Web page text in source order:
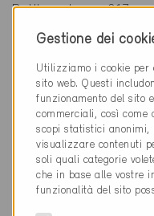
Bottigenstrasse 217
031 926 20 16
INFO@GERBER-
www.gerber-holzbau.ch
Gestione dei
Utilizziamo i cookie
sito web. Questi
funzionamento del sito
commerciali, così
scopi statistici anonimi,
visualizzare contenuti
soli quali categorie
che in base alle vostre
funzionalità del sito